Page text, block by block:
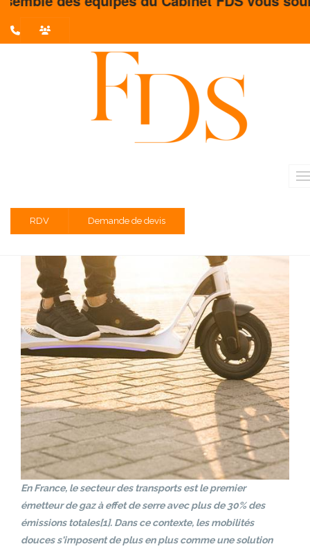
RDV Demande de devis
L'actualité du mois
Les mobilités douces : un atout
stratégique des entreprises
En France, le secteur des transports est le premier
émetteur de gaz à effet de serre avec plus de 30% des
émissions totales[1]. Dans ce contexte, les mobilités
douces s'imposent de plus en plus comme une solution